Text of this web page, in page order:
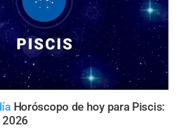
Horóscopo de hoy para Piscis:
2026